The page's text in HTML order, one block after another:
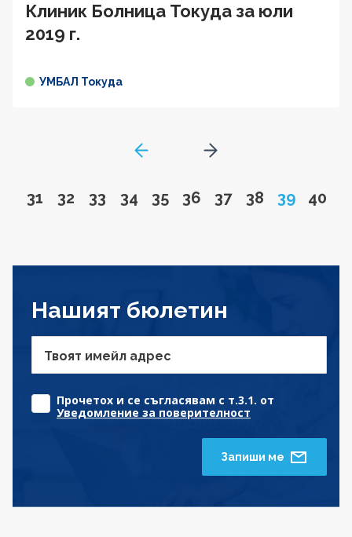
Клиник Болница Токуда за юли
2019 г.
УМБАЛ Токуда
GoToPreviousPage
Go to page
31 Go to page
32 Go to page
33 Go to page
34 Go to page
35 Go to page
36 Go to page
37 Go to page
38 Page
39 Go
40
Go to next page
Нашият бюлетин
Твоят имейл адрес
Прочетох и се съгласявам с т.3.1. от
Уведомление за поверителност
Запиши ме